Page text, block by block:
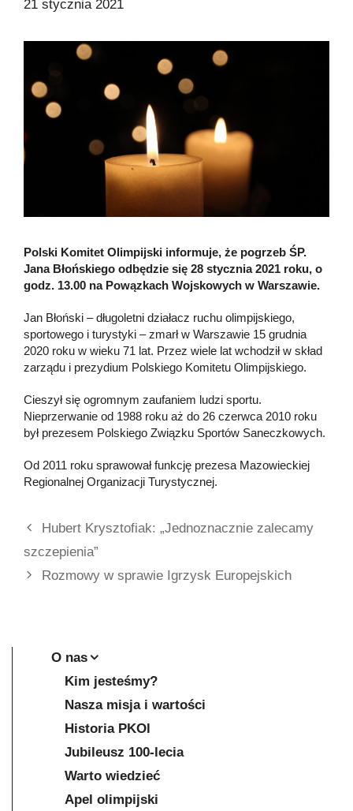
21 stycznia 2021
Polski Komitet Olimpijski informuje, że pogrzeb ŚP.
Jana Błońskiego odbędzie się 28 stycznia 2021 roku, o
godz. 13.00 na Powązkach Wojskowych w Warszawie.
Jan Błoński – długoletni działacz ruchu olimpijskiego,
sportowego i turystyki – zmarł w Warszawie 15 grudnia
2020 roku w wieku 71 lat. Przez wiele lat wchodził w skład
zarządu i prezydium Polskiego Komitetu Olimpijskiego.
Cieszył się ogromnym zaufaniem ludzi sportu.
Nieprzerwanie od 1988 roku aż do 26 czerwca 2010 roku
był prezesem Polskiego Związku Sportów Saneczkowych.
Od 2011 roku sprawował funkcję prezesa Mazowieckiej
Regionalnej Organizacji Turystycznej.
Hubert Krysztofiak: „Jednoznacznie zalecamy
szczepienia”
Rozmowy w sprawie Igrzysk Europejskich
O nas
Kim jesteśmy?
Nasza misja i wartości
Historia PKOl
Jubileusz 100-lecia
Warto wiedzieć
Apel olimpijski